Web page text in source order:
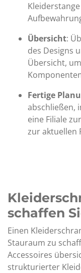
Übersicht:
des Designs
Übersicht,
Fertige
abschließen,
eine Filiale
zur aktuellen
schaffen
Einen
Stauraum zu
Accessoires
strukturierter